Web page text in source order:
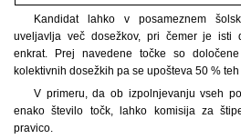
Kandidat lahko v posameznem
uveljavlja več dosežkov, pri čemer je isti
enkrat. Prej navedene točke so
kolektivnih dosežkih pa se upošteva 50 % teh
V primeru, da ob izpolnjevanju vseh
enako število točk, lahko komisija za
pravico.